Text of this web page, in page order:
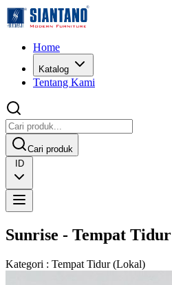
Home
Katalog
Tentang Kami
Cari produk
ID
Sunrise - Tempat Tidur
Kategori : Tempat Tidur(Lokal)